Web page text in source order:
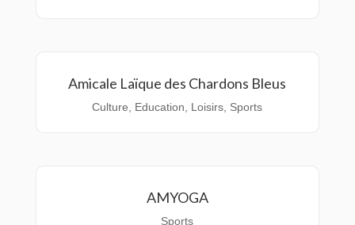
Amicale Laïque des Chardons Bleus
Culture Education Loisirs Sports
AMYOGA
Sports